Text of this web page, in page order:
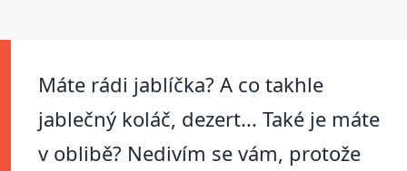
Máte rádi jablíčka? A co takhle
jablečný koláč, dezert... Také je máte
v oblibě? Nedivím se vám, protože